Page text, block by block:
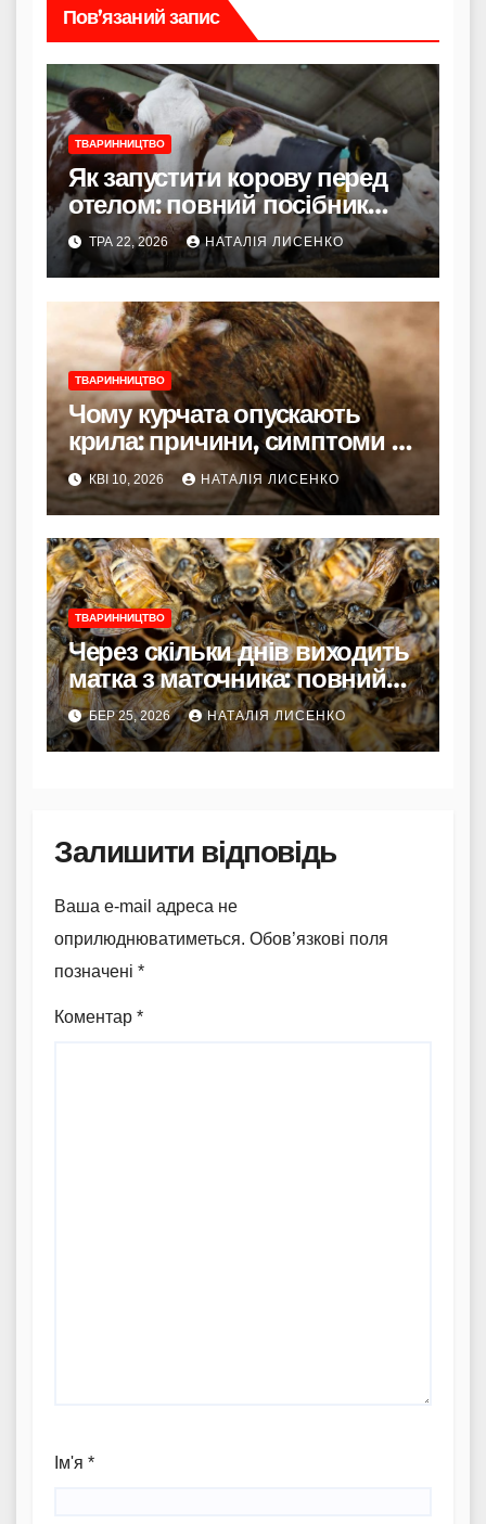
Пов’язаний запис
ТВАРИННИЦТВО
Як запустити корову перед
отелом: повний посібник
для початківців і
досвідчених фермерів
ТРА 22, 2026 НАТАЛІЯ ЛИСЕНКО
ТВАРИННИЦТВО
Чому курчата опускають
крила: причини, симптоми та
рятівні кроки
КВІ 10, 2026 НАТАЛІЯ ЛИСЕНКО
ТВАРИННИЦТВО
Через скільки днів виходить
матка з маточника: повний
цикл розвитку
БЕР 25, 2026 НАТАЛІЯ ЛИСЕНКО
Залишити відповідь
Ваша e-mail адреса не
оприлюднюватиметься. Обов’язкові поля
позначені *
Коментар *
Ім'я *